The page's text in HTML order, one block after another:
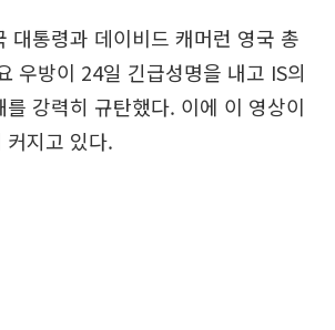
대통령과 데이비드 캐머런 영국 총
우방이 24일 긴급성명을 내고 IS의
강력히 규탄했다. 이에 이 영상이
지고 있다.